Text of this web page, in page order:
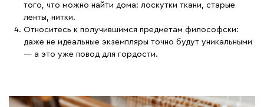
того, что можно найти дома: лоскутки ткани, старые
ленты, нитки.
Относитесь к получившимся предметам философски:
даже не идеальные экземпляры точно будут уникальными
— а это уже повод для гордости.